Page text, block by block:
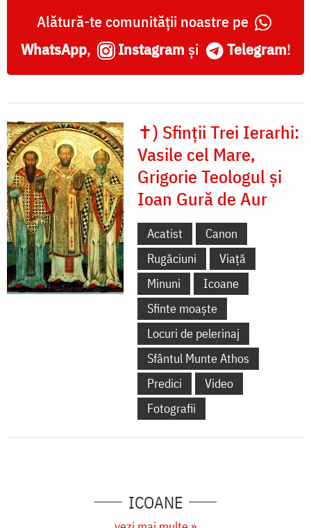
Grigorie
Gură
de
Aur
Alătură-te comunității noastre pe
WhatsApp, Instagram și Telegram!
✝) Sfinții Trei Ierarhi:
Vasile cel Mare,
Grigorie Teologul și
Ioan Gură de Aur
Acatist
Canon
Rugăciuni
Viață
Minuni
Icoane
Sfinte moaște
Locuri de pelerinaj
Sfântul Munte Athos
Predici
Video
Fotografii
ICOANE